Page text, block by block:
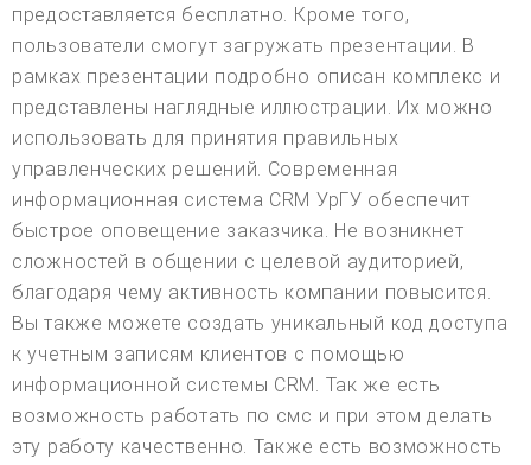
предоставляется бесплатно. Кроме того,
пользователи смогут загружать презентации. В
рамках презентации подробно описан комплекс и
представлены наглядные иллюстрации. Их можно
использовать для принятия правильных
управленческих решений. Современная
информационная система CRM УрГУ обеспечит
быстрое оповещение заказчика. Не возникнет
сложностей в общении с целевой аудиторией,
благодаря чему активность компании повысится.
Вы также можете создать уникальный код доступа
к учетным записям клиентов с помощью
информационной системы CRM. Так же есть
возможность работать по смс и при этом делать
эту работу качественно. Также есть возможность